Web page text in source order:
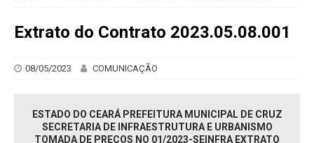
Extrato do Contrato 2023.05.08.001
08/05/2023 COMUNICAÇÃO
ESTADO DO CEARÁ PREFEITURA MUNICIPAL DE CRUZ
SECRETARIA DE INFRAESTRUTURA E URBANISMO
TOMADA DE PREÇOS NO 01/2023-SEINFRA EXTRATO